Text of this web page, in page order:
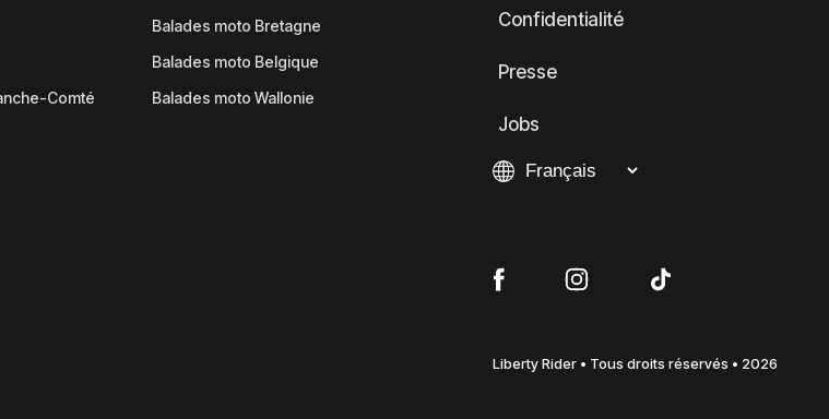
Comté
Balades moto Bretagne
Balades moto Belgique
Balades moto Wallonie
Confidentialité
Presse
Jobs
Liberty Rider • Tous droits réservés • 2026